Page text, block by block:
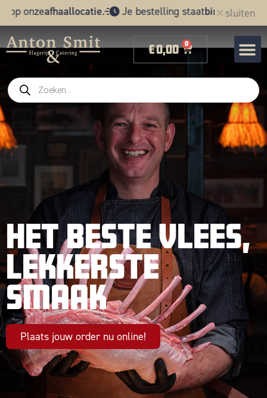
afhaallocatie. Je bestelling staatbinnen 24 uurklaar.
sluiten
€0,00 0
Het beste vlees,
lekkerste
smaak
Plaats jouw order nu online!